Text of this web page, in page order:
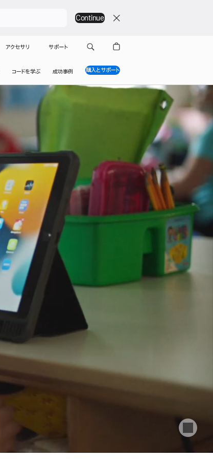
Continue
アクセサリ サポート
コードを学ぶ 成功事例 購入とサポート